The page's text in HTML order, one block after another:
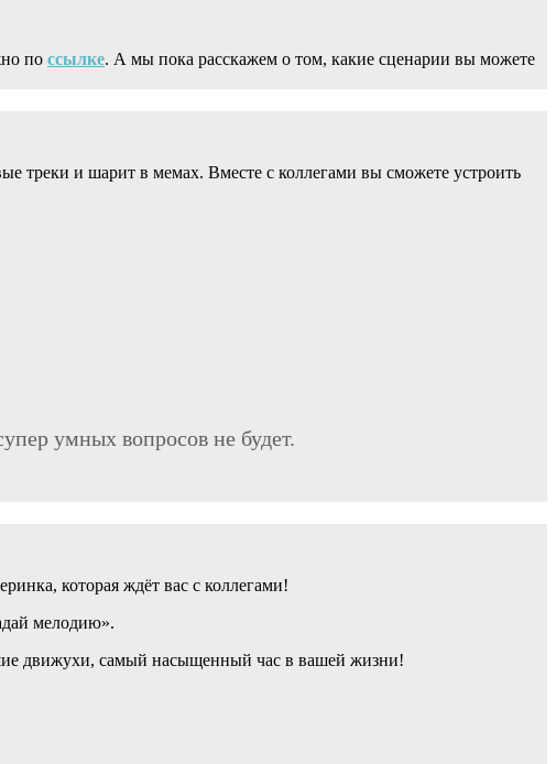
по ссылке. А мы пока расскажем о том, какие сценарии вы можете
треки и шарит в мемах. Вместе с коллегами вы сможете устроить
умных вопросов не будет.
которая ждёт вас с коллегами!
мелодию».
движухи, самый насыщенный час в вашей жизни!